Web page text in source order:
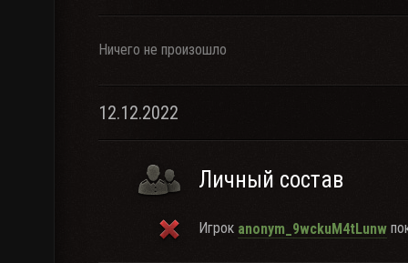
Ничего не произошло
12.12.2022
Личный состав
Игрок anonym_9wckuM4tLunw